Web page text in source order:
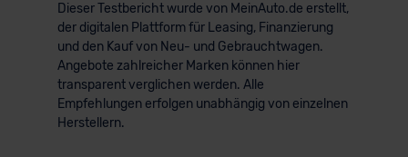
Dieser Testbericht wurde von MeinAuto.de erstellt,
der digitalen Plattform für Leasing, Finanzierung
und den Kauf von Neu- und Gebrauchtwagen.
Angebote zahlreicher Marken können hier
transparent verglichen werden. Alle
Empfehlungen erfolgen unabhängig von einzelnen
Herstellern.